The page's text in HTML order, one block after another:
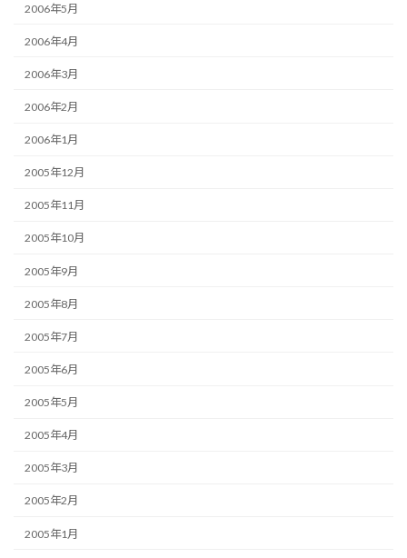
2006年5月
2006年4月
2006年3月
2006年2月
2006年1月
2005年12月
2005年11月
2005年10月
2005年9月
2005年8月
2005年7月
2005年6月
2005年5月
2005年4月
2005年3月
2005年2月
2005年1月